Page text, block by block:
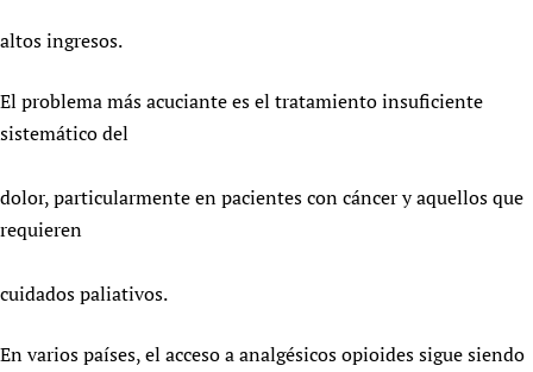
altos ingresos.
El problema más acuciante es el tratamiento insuficiente
sistemático del
dolor, particularmente en pacientes con cáncer y aquellos que
requieren
cuidados paliativos.
En varios países, el acceso a analgésicos opioides sigue siendo